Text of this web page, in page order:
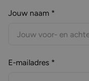
Jouw naam *
E-mailadres *